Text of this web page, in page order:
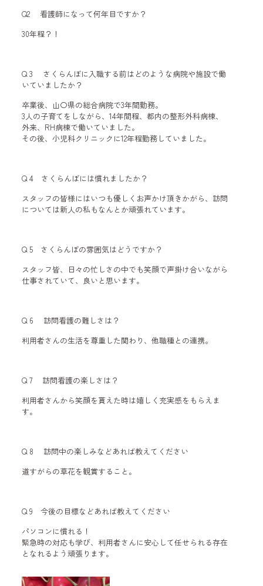
Q2 看護師になって何年目ですか？
30年程？！
Q 3 さくらんぼに入職する前はどのような病院や施設で働
いていましたか？
卒業後、山〇県の総合病院で3年間勤務。
3人の子育てをしながら、14年間程、都内の整形外科病棟、
外来、RH病棟で働いていました。
その後、小児科クリニックに12年程勤務していました。
Q 4 さくらんぼには慣れましたか？
スタッフの皆様にはいつも優しくお声かけ頂きかがら、訪問
については新人の私もなんとか頑張れています。
Q 5 さくらんぼの雰囲気はどうですか？
スタッフ皆、日々の忙しさの中でも笑顔で声掛け合いながら
仕事されていて、良いと思います。
Q 6 訪問看護の難しさは？
利用者さんの生活を尊重した関わり、他職種との連携。
Q 7 訪問看護の楽しさは？
利用者さんから笑顔を貰えた時は嬉しく充実感をもらえま
す。
Q 8 訪問中の楽しみなどあれば教えてください
道すがらの草花を観賞すること。
Q 9 今後の目標などあれば教えてください
パソコンに慣れる！
緊急時の対応も学び、利用者さんに安心して任せられる存在
となれるよう頑張ります。